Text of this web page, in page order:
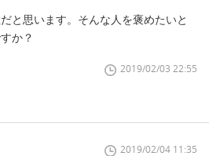
と思います。そんな人を褒めたいと
か？
2019/02/03 22:55
2019/02/04 11:35